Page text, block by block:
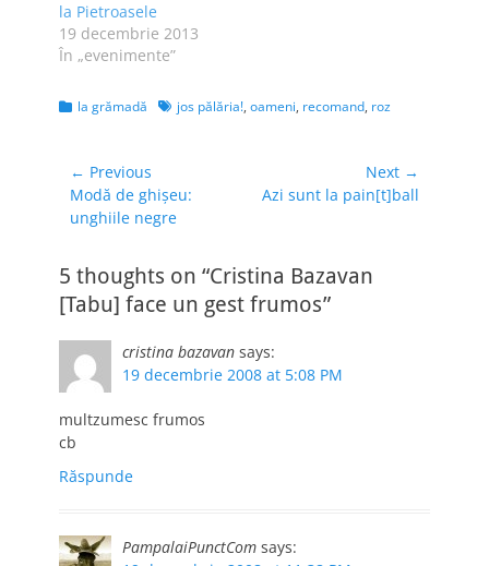
la Pietroasele
19 decembrie 2013
În „evenimente”
Categories
la grămadă Tagsjos pălăria!, oameni, recomand, roz
Navigare
în
articole
← Previous
Previous
post:
Modă de ghişeu:
unghiile negre
Next →
Next
Azi sunt la pain[t]ball
5 thoughts on “Cristina Bazavan
[Tabu] face un gest frumos”
cristina bazavan says:
19 decembrie 2008 at 5:08 PM
multzumesc frumos
cb
Răspunde
PampalaiPunctCom says: